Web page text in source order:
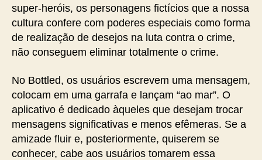
super-heróis, os personagens fictícios que a nossa
cultura confere com poderes especiais como forma
de realização de desejos na luta contra o crime,
não conseguem eliminar totalmente o crime.
No Bottled, os usuários escrevem uma mensagem,
colocam em uma garrafa e lançam “ao mar”. O
aplicativo é dedicado àqueles que desejam trocar
mensagens significativas e menos efêmeras. Se a
amizade fluir e, posteriormente, quiserem se
conhecer, cabe aos usuários tomarem essa